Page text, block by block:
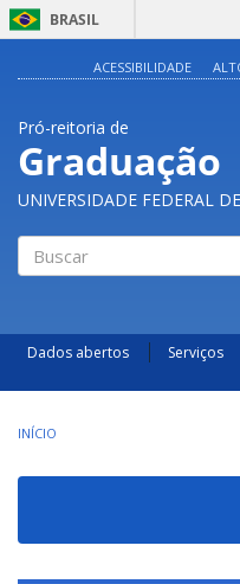
BRASIL
ACESSIBILIDADE
Pró-reitoria de
Graduação
UNIVERSIDADE FEDERAL
Dados abertos Serviços
INÍCIO